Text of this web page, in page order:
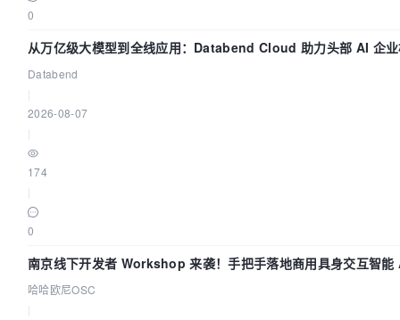
0
从万亿级大模型到全线应用：Databend Cloud 助力头部 AI 企
Databend
2026-08-07
174
0
南京线下开发者 Workshop 来袭！手把手落地商用具身交互智
哈哈欧尼OSC